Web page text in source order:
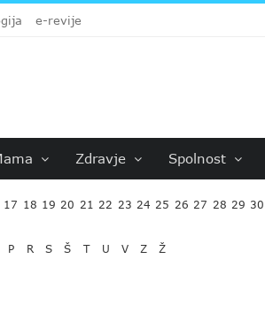
e-revije
Zdravje Spolnost
17 18 19 20 21 22 23 24 25 26 27 28 29 30
P R S Š T U V Z Ž